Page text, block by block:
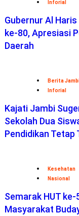
Inforial
Gubernur Al
ke-80, Apresiasi
Daerah
Berita
Inforial
Kajati Jambi
Sekolah Dua
Pendidikan Tetap
Kesehatan
Nasional
Semarak HUT
Masyarakat